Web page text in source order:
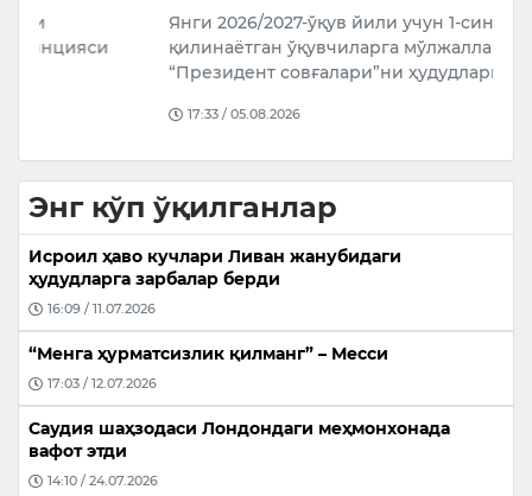
Янги 2026/2027-ўқув йили учун 1-синфга қабул
қилинаётган ўқувчиларга мўлжалланган
“Президент совғалари”ни ҳудудларга етказиш…
17:33 / 05.08.2026
Энг кўп ўқилганлар
Исроил ҳаво кучлари Ливан жанубидаги
ҳудудларга зарбалар берди
16:09 / 11.07.2026
“Менга ҳурматсизлик қилманг” – Месси
17:03 / 12.07.2026
Саудия шаҳзодаси Лондондаги меҳмонхонада
вафот этди
14:10 / 24.07.2026